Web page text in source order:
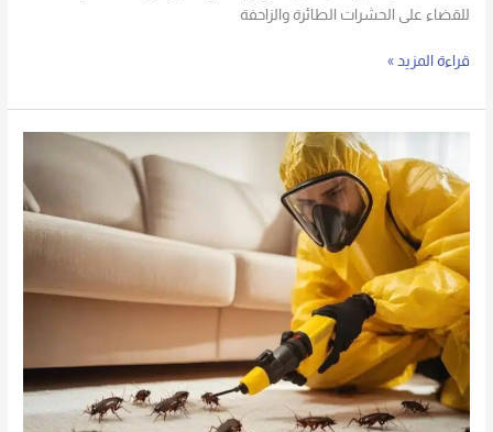
للقضاء على الحشرات الطائرة والزاحفة
قراءة المزيد »
شركة
مكافحة
حشرات
بالرياض
–
خدمات
مضمونة
ونتائج
فعّالة